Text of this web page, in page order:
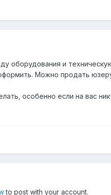
оборудования и
Можно продать
особенно если на вас
to post with your account.